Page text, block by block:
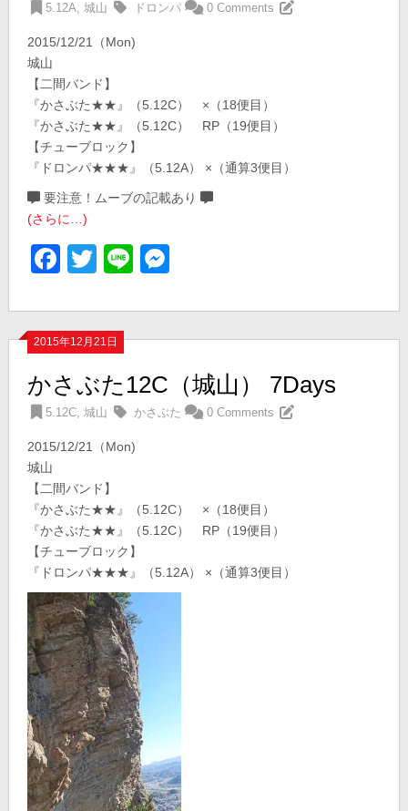
5.12A,城山 ドロンパ 0 Comments
2015/12/21（Mon)
城山
【二間バンド】
『かさぶた★★』（5.12C） ×（18便目）
『かさぶた★★』（5.12C） RP（19便目）
【チューブロック】
『ドロンパ★★★』（5.12A） ×（通算3便目）
要注意！ムーブの記載あり
(さらに…)
Facebook
Twitter
Line
2015年12月21日
かさぶた12C（城山） 7Days
5.12C,城山 かさぶた 0 Comments
2015/12/21（Mon)
城山
【二間バンド】
『かさぶた★★』（5.12C） ×（18便目）
『かさぶた★★』（5.12C） RP（19便目）
【チューブロック】
『ドロンパ★★★』（5.12A） ×（通算3便目）